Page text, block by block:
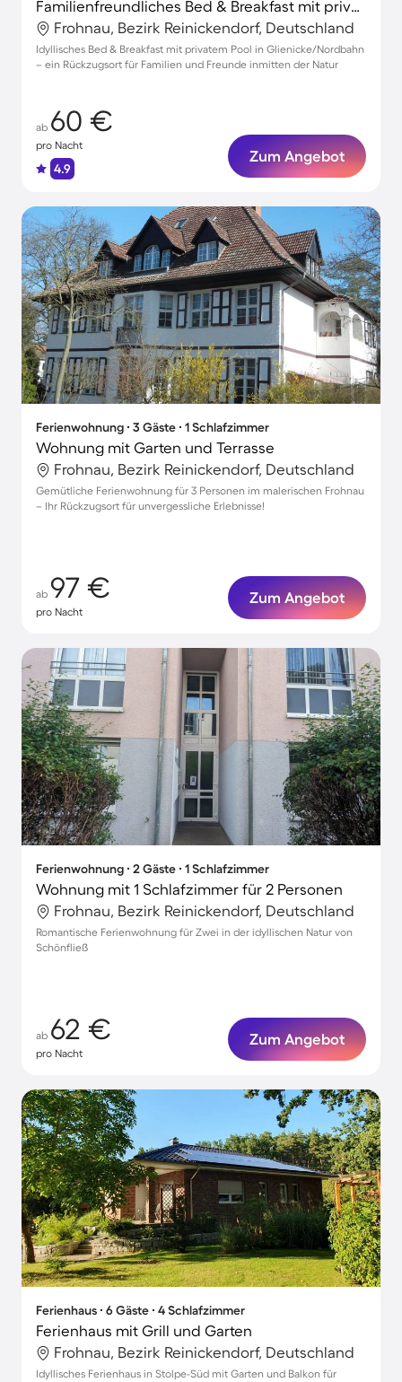
Familienfreundliches Bed & Breakfast mit privatem Pool, Grill und Garten
Frohnau, Bezirk Reinickendorf, Deutschland
Idyllisches Bed & Breakfast mit privatem Pool in Glienicke/Nordbahn
– ein Rückzugsort für Familien und Freunde inmitten der Natur
ab 60 €
pro Nacht
4.9
Zum Angebot
Ferienwohnung ∙ 3 Gäste ∙ 1 Schlafzimmer
Wohnung mit Garten und Terrasse
Frohnau, Bezirk Reinickendorf, Deutschland
Gemütliche Ferienwohnung für 3 Personen im malerischen Frohnau
– Ihr Rückzugsort für unvergessliche Erlebnisse!
ab 97 €
pro Nacht
Zum Angebot
Ferienwohnung ∙ 2 Gäste ∙ 1 Schlafzimmer
Wohnung mit 1 Schlafzimmer für 2 Personen
Frohnau, Bezirk Reinickendorf, Deutschland
Romantische Ferienwohnung für Zwei in der idyllischen Natur von
Schönfließ
ab 62 €
pro Nacht
Zum Angebot
Ferienhaus ∙ 6 Gäste ∙ 4 Schlafzimmer
Ferienhaus mit Grill und Garten
Frohnau, Bezirk Reinickendorf, Deutschland
Idyllisches Ferienhaus in Stolpe-Süd mit Garten und Balkon für